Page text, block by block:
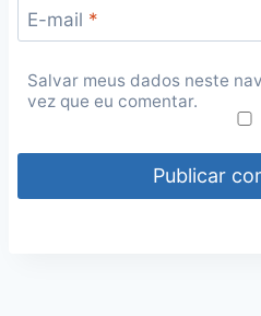
E-mail *
Salvar meus dados neste
vez que eu comentar.